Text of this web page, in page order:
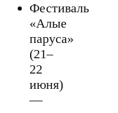
Фестиваль
«Алые
паруса»
(21–
22
июня)
—